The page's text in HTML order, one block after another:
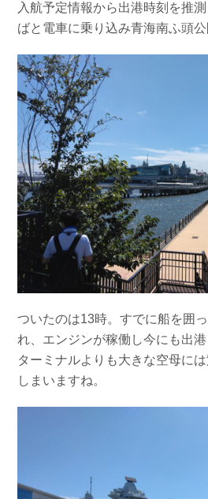
入航予定情報から出港時刻を推
ばと電車に乗り込み青海南ふ頭公
ついたのは13時。すでに船を囲
れ、エンジンが稼働し今にも出港
ターミナルよりも大きな空母に
しまいますね。